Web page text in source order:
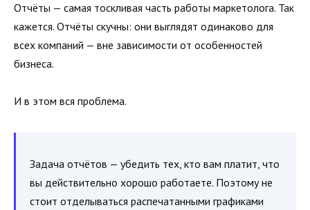
Отчёты — самая тоскливая часть работы маркетолога. Так
кажется. Отчёты скучны: они выглядят одинаково для
всех компаний — вне зависимости от особенностей
бизнеса.
И в этом вся проблема.
Задача отчётов — убедить тех, кто вам платит, что
вы действительно хорошо работаете. Поэтому не
стоит отделываться распечатанными графиками